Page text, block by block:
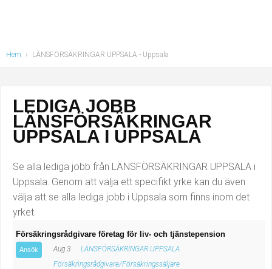
Kultur, media, design
Militärt arbete
Naturbruk
Naturvetenskapligt arbete
Sanering och renhållning
Tidningsbud/Tidningsdistributör
Lärare i fritidshem/Fritidspedagog
Taxiförare/Taxichaufför
Läkarsekreterare/Vårdadmin/Medicinsk
Lastbilsförare m.fl.
Hem › LÄNSFÖRSÄKRINGAR UPPSALA - Uppsala
LEDIGA JOBB
LÄNSFÖRSÄKRINGAR
UPPSALA I UPPSALA
Se alla lediga jobb från LÄNSFÖRSÄKRINGAR UPPSALA i
Uppsala. Genom att välja ett specifikt yrke kan du även
välja att se alla lediga jobb i Uppsala som finns inom det
yrket.
Försäkringsrådgivare företag för liv- och tjänstepension
Ansök Aug 3
LÄNSFÖRSÄKRINGAR UPPSALA
Försäkringsrådgivare/Försäkringssäljare